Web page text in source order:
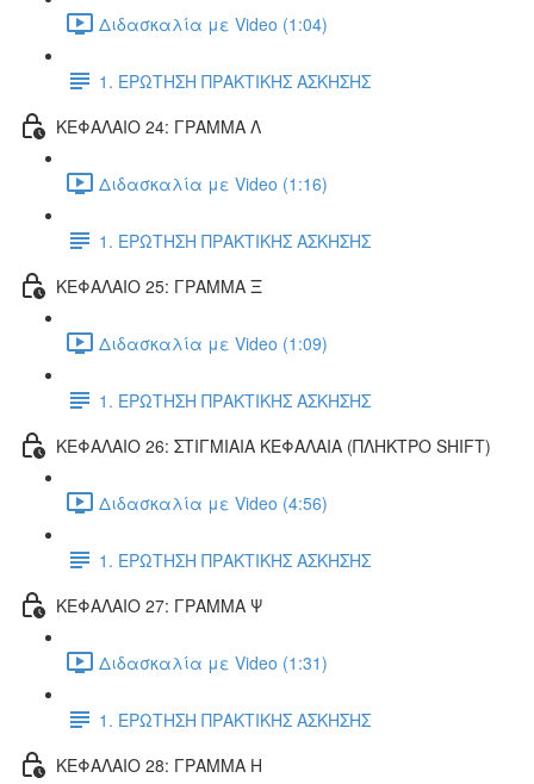
Διδασκαλία με Video (1:04)
1. ΕΡΩΤΗΣΗ ΠΡΑΚΤΙΚΗΣ ΑΣΚΗΣΗΣ
ΚΕΦΑΛΑΙΟ 24: ΓΡΑΜΜΑ Λ
Διδασκαλία με Video (1:16)
1. ΕΡΩΤΗΣΗ ΠΡΑΚΤΙΚΗΣ ΑΣΚΗΣΗΣ
ΚΕΦΑΛΑΙΟ 25: ΓΡΑΜΜΑ Ξ
Διδασκαλία με Video (1:09)
1. ΕΡΩΤΗΣΗ ΠΡΑΚΤΙΚΗΣ ΑΣΚΗΣΗΣ
ΚΕΦΑΛΑΙΟ 26: ΣΤΙΓΜΙΑΙΑ ΚΕΦΑΛΑΙΑ (ΠΛΗΚΤΡΟ SHIFT)
Διδασκαλία με Video (4:56)
1. ΕΡΩΤΗΣΗ ΠΡΑΚΤΙΚΗΣ ΑΣΚΗΣΗΣ
ΚΕΦΑΛΑΙΟ 27: ΓΡΑΜΜΑ Ψ
Διδασκαλία με Video (1:31)
1. ΕΡΩΤΗΣΗ ΠΡΑΚΤΙΚΗΣ ΑΣΚΗΣΗΣ
ΚΕΦΑΛΑΙΟ 28: ΓΡΑΜΜΑ Η